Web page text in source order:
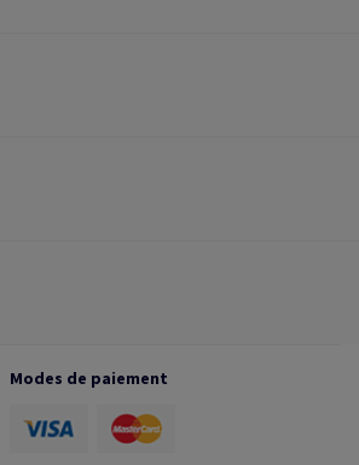
Modes de paiement